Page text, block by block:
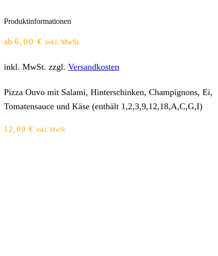
Produktinformationen
ab 6,00 € inkl. MwSt.
inkl. MwSt. zzgl. Versandkosten
Pizza Ouvo mit Salami, Hinterschinken, Champignons, Ei,
Tomatensauce und Käse (enthält 1,2,3,9,12,18,A,C,G,I)
12,00 € inkl. MwSt.